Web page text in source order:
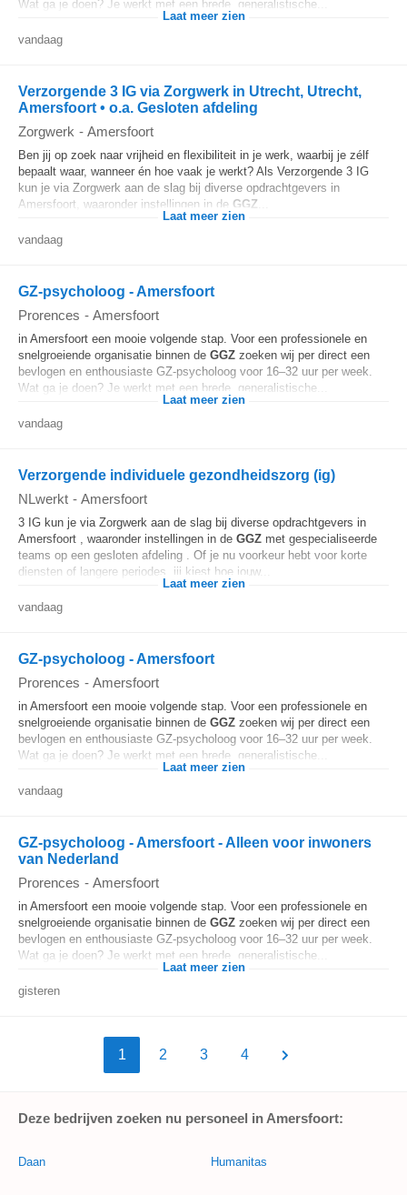
Wat ga je doen? Je werkt met een brede, generalistische...
Laat meer zien
vandaag
Verzorgende 3 IG via Zorgwerk in Utrecht, Utrecht,
Amersfoort • o.a. Gesloten afdeling
Zorgwerk - Amersfoort
Ben jij op zoek naar vrijheid en flexibiliteit in je werk, waarbij je zélf
bepaalt waar, wanneer én hoe vaak je werkt? Als Verzorgende 3 IG
kun je via Zorgwerk aan de slag bij diverse opdrachtgevers in
Amersfoort, waaronder instellingen in de GGZ
Laat meer zien
vandaag
GZ-psycholoog - Amersfoort
Prorences - Amersfoort
in Amersfoort een mooie volgende stap. Voor een professionele en
snelgroeiende organisatie binnen de GGZ zoeken wij per direct een
bevlogen en enthousiaste GZ-psycholoog voor 16–32 uur per week.
Wat ga je doen? Je werkt met een brede, generalistische...
Laat meer zien
vandaag
Verzorgende individuele gezondheidszorg (ig)
NLwerkt - Amersfoort
3 IG kun je via Zorgwerk aan de slag bij diverse opdrachtgevers in
Amersfoort , waaronder instellingen in de GGZ met gespecialiseerde
teams op een gesloten afdeling . Of je nu voorkeur hebt voor korte
diensten of langere periodes, jij kiest hoe jouw...
Laat meer zien
vandaag
GZ-psycholoog - Amersfoort
Prorences - Amersfoort
in Amersfoort een mooie volgende stap. Voor een professionele en
snelgroeiende organisatie binnen de GGZ zoeken wij per direct een
bevlogen en enthousiaste GZ-psycholoog voor 16–32 uur per week.
Wat ga je doen? Je werkt met een brede, generalistische...
Laat meer zien
vandaag
GZ-psycholoog - Amersfoort - Alleen voor inwoners
van Nederland
Prorences - Amersfoort
in Amersfoort een mooie volgende stap. Voor een professionele en
snelgroeiende organisatie binnen de GGZ zoeken wij per direct een
bevlogen en enthousiaste GZ-psycholoog voor 16–32 uur per week.
Wat ga je doen? Je werkt met een brede, generalistische...
Laat meer zien
gisteren
1 2 3 4
Deze bedrijven zoeken nu personeel in Amersfoort:
Daan Humanitas